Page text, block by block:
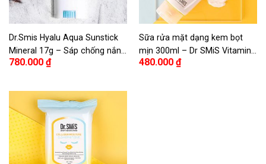
Dr.Smis Hyalu Aqua Sunstick
Mineral 17g – Sáp chống nắng
vật lý Dr.Smis Hyalu Aqua Sun
780.000 ₫
Sữa rửa mặt dạng kem bọt
mịn 300ml – Dr SMiS Vitamin
Capsule Cleansing Foam
480.000 ₫